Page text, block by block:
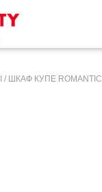
/ ШКАФ КУПЕ ROMANTIC